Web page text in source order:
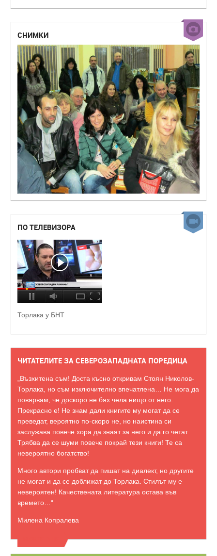
СНИМКИ
ПО ТЕЛЕВИЗОРА
Торлака у БНТ
ЧИТАТЕЛИТЕ ЗА СЕВЕРОЗАПАДНАТА ПОРЕДИЦА
„Възхитена съм! Доста късно откривам Стоян Николов-
Торлака, но съм изключително впечатлена… Не мога да
повярвам, че доскоро не бях чела нищо от него.
Прекрасно е! Не знам дали книгите му могат да се
преведат, вероятно по-скоро не, но наистина си
заслужава повече хора да знаят за него и да го четат.
Трябва да се шуми повече покрай тези книги! Те са
невероятно богатство!
Много автори пробват да пишат на диалект, но другите
не могат и да се доближат до Торлака. Стилът му е
невероятен! Качествената литература остава във
времето…“
Милена Копралева